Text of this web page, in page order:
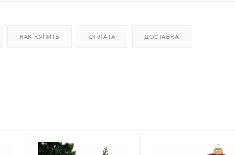
КАК КУПИТЬ ОПЛАТА ДОСТАВКА